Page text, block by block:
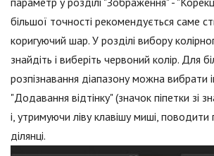
більшої точності рекомендується саме
коригуючий шар. У розділі вибору
знайдіть і виберіть червоний колір. Для
розпізнавання діапазону можна вибрати
"Додавання відтінку" (значок піпетки зі
і, утримуючи ліву клавішу миші,
ділянці.